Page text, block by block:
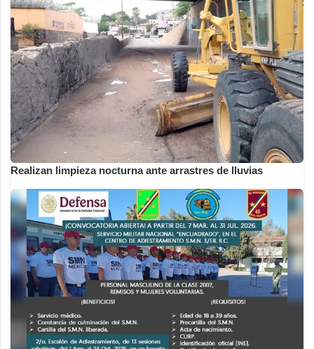
Realizan limpieza nocturna ante arrastres de lluvias